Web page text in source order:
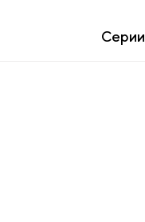
Серии